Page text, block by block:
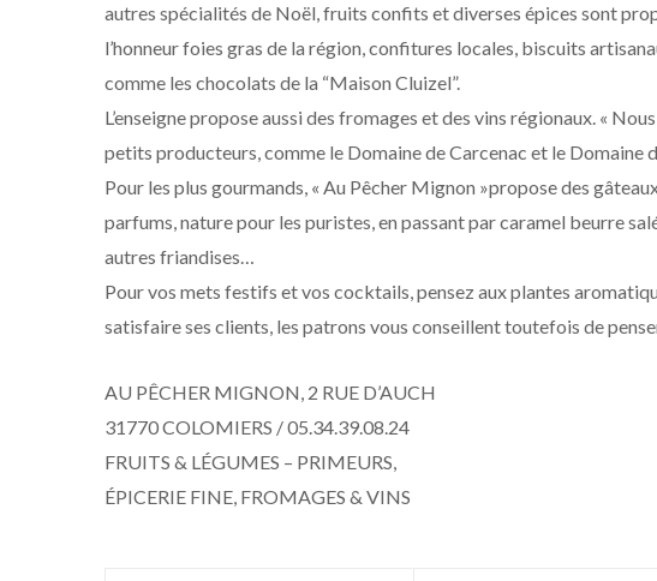
autres spécialités de Noël, fruits confits et diverses épices sont
l’honneur foies gras de la région, confitures locales, biscuits
comme les chocolats de la “Maison Cluizel”.
L’enseigne propose aussi des fromages et des vins régionaux. «
petits producteurs, comme le Domaine de Carcenac et le Domaine
Pour les plus gourmands, « Au Pêcher Mignon »propose des
parfums, nature pour les puristes, en passant par caramel beurre
autres friandises…
Pour vos mets festifs et vos cocktails, pensez aux plantes
satisfaire ses clients, les patrons vous conseillent toutefois de
AU PÊCHER MIGNON, 2 RUE D’AUCH
31770 COLOMIERS / 05.34.39.08.24
FRUITS & LÉGUMES – PRIMEURS,
ÉPICERIE FINE, FROMAGES & VINS